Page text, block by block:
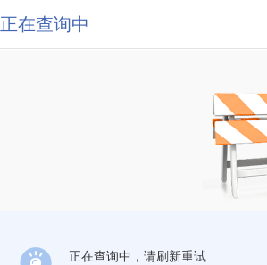
正在查询中
正在查询中，请刷新重试